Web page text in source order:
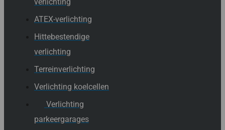
ATEX-verlichting
Hittebestendige
verlichting
Terreinverlichting
Verlichting koelcellen
Verlichting
parkeergarages